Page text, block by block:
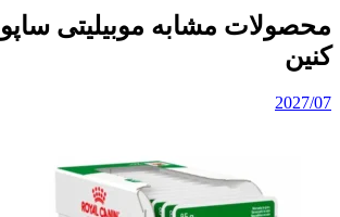
محصولات مشابه موبیلیتی
کنین
2027/07